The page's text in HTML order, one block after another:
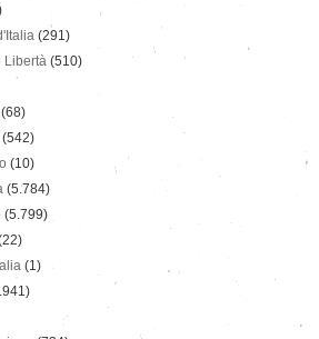
(291)
Libertà (510)
(68)
(542)
(10)
(5.784)
(5.799)
(1)